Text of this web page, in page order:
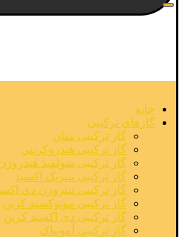
خانه
گازهای ترکیبی
گاز ترکیبی متان
گاز ترکیبی هیدروکربنی
گاز ترکیبی سولفید
گاز ترکیبی نیتریک اکسید
گاز ترکیبی نیتروژن دی
گاز ترکیبی مونوکسید کربن
گاز ترکیبی دی اکسید کربن
گاز ترکیبی آمونیاک